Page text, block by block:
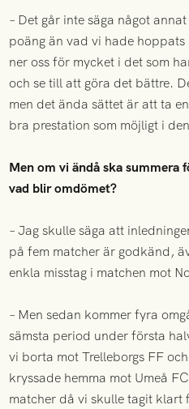
– Det går inte säga något
poäng än vad vi hade
ner oss för mycket i det som
och se till att göra det bättre.
men det ända sättet är att ta
bra prestation som möjligt i
Men om vi ändå ska summera
vad blir omdömet?
– Jag skulle säga att
på fem matcher är godkänd,
enkla misstag i matchen mot
– Men sedan kommer fyra
sämsta period under första
vi borta mot Trelleborgs FF
kryssade hemma mot Umeå
matcher då vi skulle tagit klart